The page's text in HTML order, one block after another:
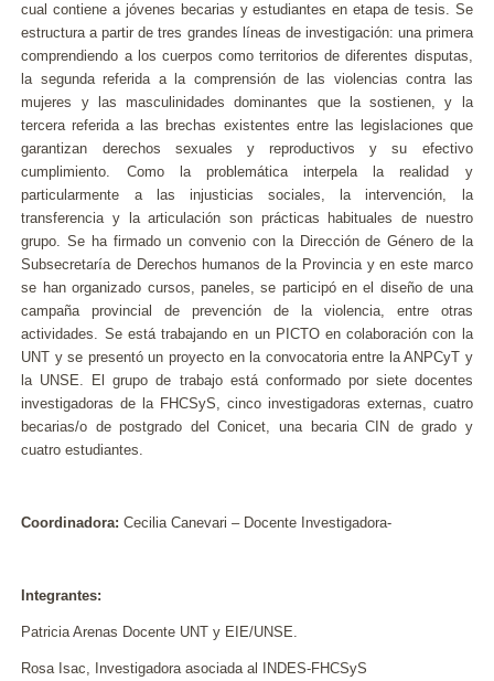
cual contiene a jóvenes becarias y estudiantes en etapa de tesis. Se
estructura a partir de tres grandes líneas de investigación: una primera
comprendiendo a los cuerpos como territorios de diferentes disputas,
la segunda referida a la comprensión de las violencias contra las
mujeres y las masculinidades dominantes que la sostienen, y la
tercera referida a las brechas existentes entre las legislaciones que
garantizan derechos sexuales y reproductivos y su efectivo
cumplimiento. Como la problemática interpela la realidad y
particularmente a las injusticias sociales, la intervención, la
transferencia y la articulación son prácticas habituales de nuestro
grupo. Se ha firmado un convenio con la Dirección de Género de la
Subsecretaría de Derechos humanos de la Provincia y en este marco
se han organizado cursos, paneles, se participó en el diseño de una
campaña provincial de prevención de la violencia, entre otras
actividades. Se está trabajando en un PICTO en colaboración con la
UNT y se presentó un proyecto en la convocatoria entre la ANPCyT y
la UNSE. El grupo de trabajo está conformado por siete docentes
investigadoras de la FHCSyS, cinco investigadoras externas, cuatro
becarias/o de postgrado del Conicet, una becaria CIN de grado y
cuatro estudiantes.
Coordinadora: Cecilia Canevari – Docente Investigadora-
Integrantes:
Patricia Arenas Docente UNT y EIE/UNSE.
Rosa Isac, Investigadora asociada al INDES-FHCSyS